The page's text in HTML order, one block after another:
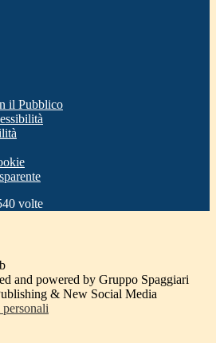
il Pubblico
volte
and powered by Gruppo Spaggiari
& New Social Media